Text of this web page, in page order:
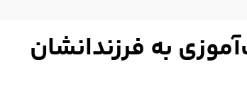
به فرزندانشان